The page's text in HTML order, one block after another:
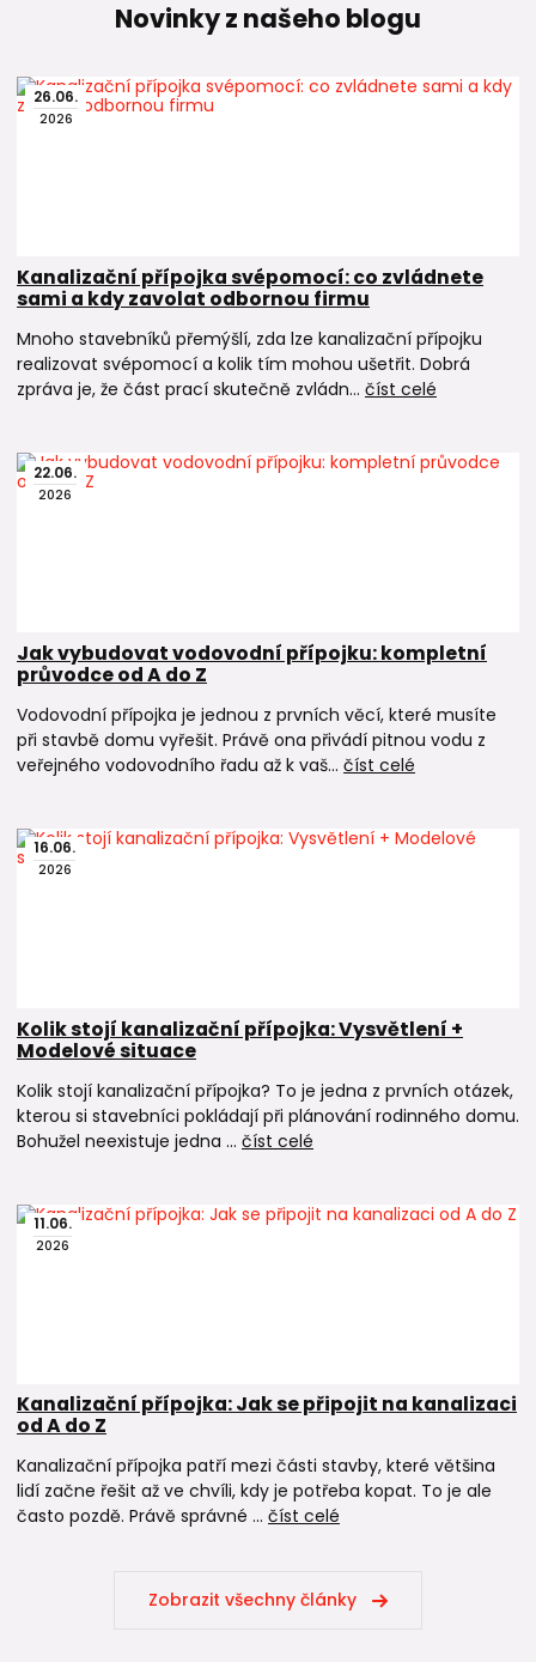
Novinky z našeho blogu
26.06.
2026
Kanalizační přípojka svépomocí: co zvládnete
sami a kdy zavolat odbornou firmu
Mnoho stavebníků přemýšlí, zda lze kanalizační přípojku
realizovat svépomocí a kolik tím mohou ušetřit. Dobrá
zpráva je, že část prací skutečně zvládn... číst celé
22.06.
2026
Jak vybudovat vodovodní přípojku: kompletní
průvodce od A do Z
Vodovodní přípojka je jednou z prvních věcí, které musíte
při stavbě domu vyřešit. Právě ona přivádí pitnou vodu z
veřejného vodovodního řadu až k vaš... číst celé
16.06.
2026
Kolik stojí kanalizační přípojka: Vysvětlení +
Modelové situace
Kolik stojí kanalizační přípojka? To je jedna z prvních otázek,
kterou si stavebníci pokládají při plánování rodinného domu.
Bohužel neexistuje jedna ... číst celé
11.06.
2026
Kanalizační přípojka: Jak se připojit na kanalizaci
od A do Z
Kanalizační přípojka patří mezi části stavby, které většina
lidí začne řešit až ve chvíli, kdy je potřeba kopat. To je ale
často pozdě. Právě správné ... číst celé
Zobrazit všechny články